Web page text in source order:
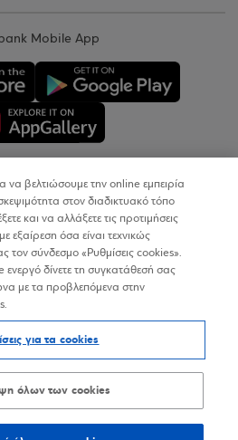
Mobile App
© 2026
Όροι Χρήσης
στον Διαδικτυακό Τόπο
Προσβασιμότητας
Sitemap
να βελτιώσουμε την online εμπειρία
στον διαδικτυακό τόπο
και να αλλάξετε τις προτιμήσεις
εξαίρεση όσα είναι τεχνικώς
τον σύνδεσμο «Ρυθμίσεις cookies».
δίνετε τη συγκατάθεσή σας
με τα προβλεπόμενα στην
για τα cookies
όλων των cookies